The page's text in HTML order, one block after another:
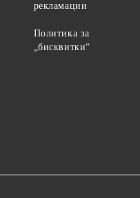
рекламации
Политика за
„бисквитки“